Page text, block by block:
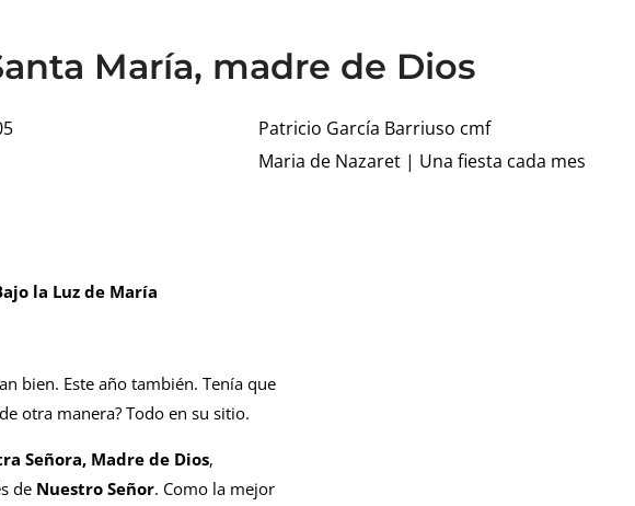
María, madre de Dios
Patricio García Barriuso cmf
Maria de Nazaret | Una fiesta cada mes
la Luz de María
bien. Este año también. Tenía que
otra manera? Todo en su sitio.
Señora, Madre de Dios,
de Nuestro Señor. Como la mejor